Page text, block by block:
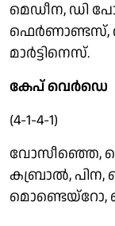
മെഡീന, ഡി
ഫെർണാണ്ടസ്,
മാർട്ടിനെസ്.
കേപ് വെർഡെ
(4-1-4-1)
വോസീഞ്ഞെ,
കബ്രാൽ, പിന,
മൊണ്ടെയ്‌റോ,